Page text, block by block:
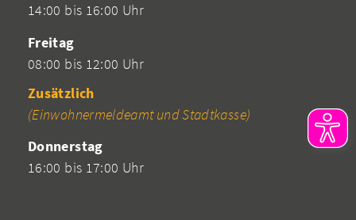
14:00 bis 16:00 Uhr
Freitag
08:00 bis 12:00 Uhr
Zusätzlich
(Einwohnermeldeamt und Stadtkasse)
Donnerstag
16:00 bis 17:00 Uhr